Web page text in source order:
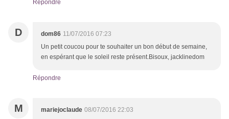
Répondre
D dom86 11/07/2016 07:23
Un petit coucou pour te souhaiter un bon début de semaine,
en espérant que le soleil reste présent.Bisoux, jacklinedom
Répondre
M mariejoclaude 08/07/2016 22:03